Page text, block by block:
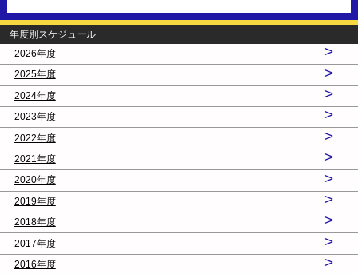
年度別スケジュール
2026年度
>
2025年度 >
2024年度 >
2023年度 >
2022年度 >
2021年度 >
2020年度 >
2019年度 >
2018年度 >
2017年度 >
2016年度 >